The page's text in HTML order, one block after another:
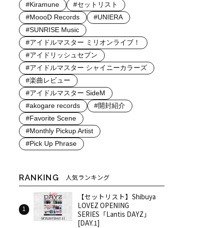
#Kiramune
#セットリスト
#MoooD Records
#UNIERA
#SUNRISE Music
#アイドルマスター ミリオンライブ！
#アイドリッシュセブン
#アイドルマスター シャイニーカラーズ
#楽曲レビュー
#アイドルマスター SideM
#akogare records
#開封紹介
#Favorite Scene
#Monthly Pickup Artist
#Pick Up Phrase
RANKING 人気ランキング
【セットリスト】Shibuya
LOVEZ OPENING
SERIES「Lantis DAYZ」
[DAY.1]